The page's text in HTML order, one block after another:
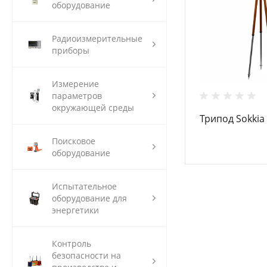
оборудование
Радиоизмерительные
приборы
Измерение
параметров
окружающей среды
Поисковое
оборудование
Испытательное
оборудование для
энергетики
Контроль
безопасности на
Трипод Sokkia